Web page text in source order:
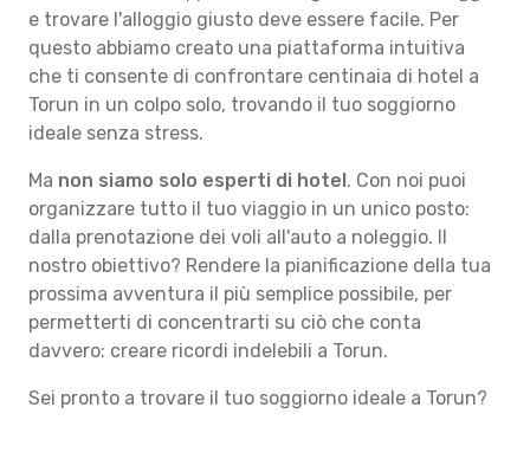
e trovare l'alloggio giusto deve essere facile. Per
questo abbiamo creato una piattaforma intuitiva
che ti consente di confrontare centinaia di hotel a
Torun in un colpo solo, trovando il tuo soggiorno
ideale senza stress.
Ma non siamo solo esperti di hotel. Con noi puoi
organizzare tutto il tuo viaggio in un unico posto:
dalla prenotazione dei voli all'auto a noleggio. Il
nostro obiettivo? Rendere la pianificazione della tua
prossima avventura il più semplice possibile, per
permetterti di concentrarti su ciò che conta
davvero: creare ricordi indelebili a Torun.
Sei pronto a trovare il tuo soggiorno ideale a Torun?